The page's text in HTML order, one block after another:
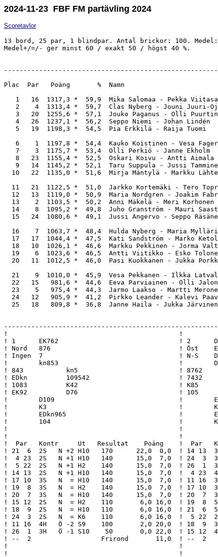
2024-11-23 FBF FM partävling 2024
Scoretavlor
13 bord, 25 par, 1 blindpar. Antal brickor: 100.
Medel+/=/- ger minst 60 / exakt 50 / högst 40 %.
Plac  Par   Poäng       %  Namn
1   16  1317,3 *  59,9  Mika Salomaa - Pekka
2    4  1313,4 *  59,7  Clas Nyberg - Jouni Juuri-
3   20  1255,6 *  57,1  Jouko Paganus - Olli
4   26  1237,1 *  56,2  Seppo Niemi - Johan Lindén
5   19  1198,3 *  54,5  Pia Erkkilä - Raija Tuomi
6    1  1197,8 *  54,4  Kauko Koistinen - Vesa
7    3  1175,7 *  53,4  Olli Perkiö - Janne Ekholm
8   23  1155,4 *  52,5  Oskari Koivu - Antti
9   14  1145,2 *  52,1  Taru Suppula - Jussi
10   22  1135,0 *  51,6  Mirja Mäntylä - Markku
11   21  1122,5 *  51,0  Jarkko Kortemäki - Tero
12   13  1119,0 *  50,9  Maria Nordgren - Joakim
13    2  1103,5 *  50,2  Anni Mäkelä - Meri
14    8  1095,2 *  49,8  Juho Granström - Mauri
15   24  1080,6 *  49,1  Jussi Angervo - Seppo
16    7  1063,7 *  48,4  Hulda Nyberg - Maria
17   17  1044,4 *  47,5  Kati Sandström - Marko
18   10  1026,1 *  46,6  Markku Pekkinen - Jorma
19    6  1023,6 *  46,5  Antti Viitikko - Esko
20   11  1012,5 *  46,0  Pasi Kuokkanen - Jukka
21    9  1010,0 *  45,9  Vesa Pekkanen - Ilkka
22   15   981,6 *  44,6  Eeva Parviainen - Olli
23    5   975,4 *  44,3  Jarmo Laakso - Martti
24   12   905,9 *  41,2  Pirkko Leander - Kalevi
25   18   809,8 *  36,8  Janne Haila - Jukka
-------------------------------------------------------------------------------------------
!                                            !                                            !
! 1      EK762                               ! 2      D109                                !
! Nord   876                                 ! Öst    E1095                               !
! Ingen  7                                   ! N-S    D764                                !
!        kn853                               !        D7                                  !
! 843           kn5                          ! 8762          kn43                         !
! EDkn          109542                       ! 7432          D86                          !
! 1083          K42                          ! K85           10                           !
! EK92          D76                          ! 105           Ekn9643                      !
!        D109                                !        EK5                                 !
!        K3                                  !        Kkn                                 !
!        EDkn965                             !        Ekn932                              !
!        104                                 !        K82                                 !
!                                            !                                            !
!                                            !                                            !
!  Par   Kontr     Ut   Resultat    Poäng    !  Par   Kontr     Ut   Resultat    Poäng    !
! 21  6  2S   N +2 H10   170      22,0  0,0  ! 14 13  3N   S +2 S8    660      20,0  2,0  !
!  4 23  2S   N +1 H10   140      15,0  7,0  ! 24  3  3N   S +2 K10   660      20,0  2,0  !
!  5 22  2S   N +1 H2    140      15,0  7,0  ! 26  1  3N   S +2 K10   660      20,0  2,0  !
! 14 13  2S   N +1 H10   140      15,0  7,0  !  4 23  4N   S  = K10   630      13,0  9,0  !
! 17 10  3S   N  = H10   140      15,0  7,0  ! 11 16  3N   S +1 K10   630      13,0  9,0  !
! 19  8  3S   N  = H2    140      15,0  7,0  ! 17 10  3N   S +1 K10   630      13,0  9,0  !
! 20  7  3S   N  = H10   140      15,0  7,0  ! 20  7  3N   S +1 K10   630      13,0  9,0  !
! 15 12  2S   N  = H2    110       6,0 16,0  ! 19  8  5R   S  = H3    600       7,0 15,0  !
! 18  9  2S   N  = H10   110       6,0 16,0  ! 21  6  5R   S  = K10   600       7,0 15,0  !
! 24  3  2S   N  = K6    110       6,0 16,0  !  5 22  2N   S +2 K10   180       4,0 18,0  !
! 11 16  4H   Ö -2 S9    100       2,0 20,0  ! 18  9  3R   S +1 K10   130       2,0 20,0  !
! 26  1  3H   Ö -1 S10    50       0,0 22,0  ! 15 12  4S   S -1 K10      -100   0,0 22,0  !
! --  2                  Frirond       11,0  ! --  2                  Frirond       11,0  !
!                                            !                                            !
!                                            !                                            !
-------------------------------------------------------------------------------------------
!                                            !                                            !
! 3      865                                 ! 4      EKD43                               !
! Syd    Kkn                                 ! Väst   76                                  !
! Ö-V    D972                                ! Alla   EKD10                               !
!        7432                                !        98                                  !
! kn109732      ED                           ! 96            8                            !
! 87            ED9652                       ! E9542         KD8                          !
! 83            K10                          ! kn8542        763                          !
! D105          986                          ! 2             KDkn743                      !
!        K4                                  !        kn10752                             !
!        1043                                !        kn103                               !
!        Ekn654                              !        9                                   !
!        EKkn                                !        E1065                               !
!                                            !                                            !
!                                            !                                            !
!  Par   Kontr     Ut   Resultat    Poäng    !  Par   Kontr     Ut   Resultat    Poäng    !
! 17 10  2N   N  = H5    120      21,0  1,0  ! 15 12  4S   N +2 KK    680      22,0  0,0  !
! 20  7  1N   S +1 Skn   120      21,0  1,0  !  4 23  4S   S +1 K2    650      10,0 12,0  !
!  4 23  3R   S  = H8    110      17,0  5,0  !  5 22  4S   N +1 KK    650      10,0 12,0  !
! 14 13  3R   S  = H7    110      17,0  5,0  ! 11 16  4S   N +1 KK    650      10,0 12,0  !
! 24  3  2H   Ö -1 KE    100      14,0  8,0  ! 14 13  4S   S +1 K2    650      10,0 12,0  !
! 18  9  3R   S -1 H8        -50  11,0 11,0  ! 17 10  4S   N +1 KK    650      10,0 12,0  !
! 19  8  4R   N -1 SE        -50  11,0 11,0  ! 18  9  4S   N +1 KK    650      10,0 12,0  !
! 15 12  2H   Ö  = KK       -110   6,0 16,0  ! 19  8  4S   N +1 KK    650      10,0 12,0  !
! 21  6  2H   Ö  = KK       -110   6,0 16,0  ! 20  7  4S   N +1 KK    650      10,0 12,0  !
! 26  1  2H   Ö  = KE       -110   6,0 16,0  ! 21  6  4S   N +1 KK    650      10,0 12,0  !
!  5 22  2H   Ö +1 KE       -140   1,0 21,0  ! 24  3  4S   N +1 KK    650      10,0 12,0  !
! 11 16  2H   Ö +1 KE       -140   1,0 21,0  ! 26  1  4S   N +1 KK    650      10,0 12,0  !
! --  2                  Frirond       11,0  ! --  2                  Frirond       11,0  !
!                                            !                                            !
!